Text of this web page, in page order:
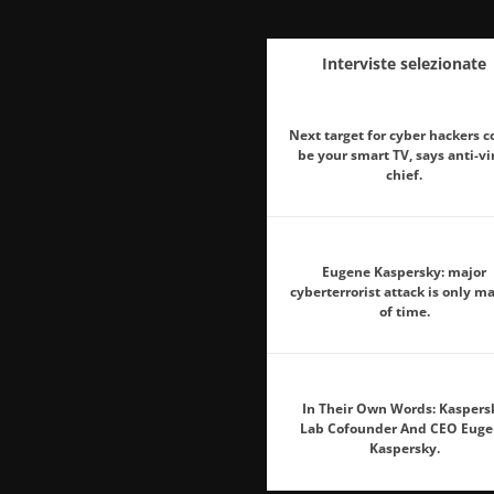
Interviste selezionate
Next target for cyber hackers
be your smart TV, says anti-
chief.
Eugene Kaspersky: major
cyberterrorist attack is only
of time.
In Their Own Words:
Lab Cofounder And CEO
Kaspersky.